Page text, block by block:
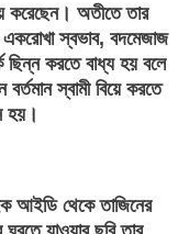
নিরাপত্তা
ও
পর্ণোগ্রাফি
নিয়ন্ত্রণ
আইনে
করেছেন। অতীতে তার
একরোখা স্বভাব, বদমেজাজ
ছিন্ন করতে বাধ্য হয় বলে
বর্তমান স্বামী বিয়ে করতে
হয়।
আইডি থেকে তাজিনের